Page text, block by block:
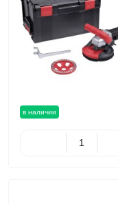
в наличии